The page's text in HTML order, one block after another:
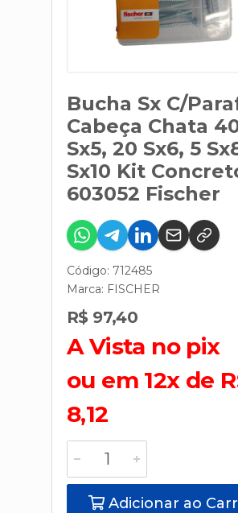
Bucha Sx C/
Cabeça Chata
Sx5, 20 Sx6, 5
Sx10 Kit
603052 Fischer
Código: 712485
Marca: FISCHER
R$ 97,40
A Vista no pix
ou em 12x de
8,12
Adicionar ao